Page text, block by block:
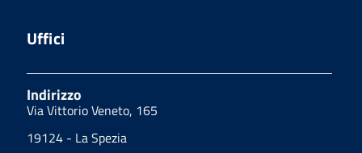
Uffici
Indirizzo
Via Vittorio Veneto, 165
19124 - La Spezia